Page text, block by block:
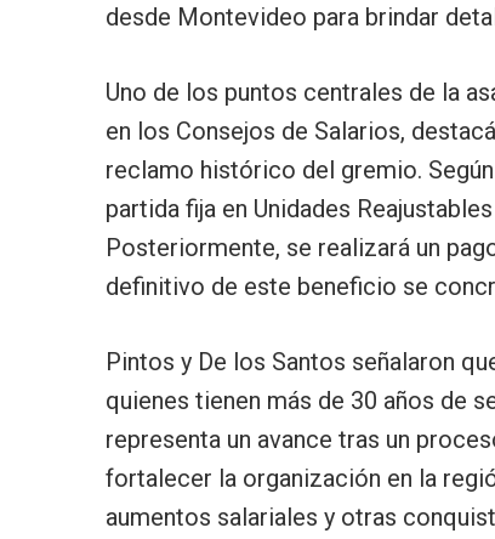
desde Montevideo para brindar
Uno de los puntos centrales de la
en los Consejos de Salarios,
reclamo histórico del gremio.
partida fija en Unidades
Posteriormente, se realizará un
definitivo de este beneficio se
Pintos y De los Santos señalaron
quienes tienen más de 30 años de
representa un avance tras un
fortalecer la organización en la
aumentos salariales y otras